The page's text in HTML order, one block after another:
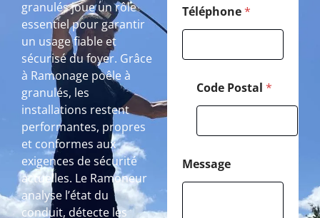
granulés joue un rôle
essentiel pour garantir
un usage fiable et
sécurisé du foyer. Grâce
à Ramonage poêle à
granulés, les
installations restent
performantes, propres
et conformes aux
exigences de sécurité
actuelles. Le Ramoneur
analyse l’état du
conduit, détecte les
Téléphone*
Code Postal *
Message